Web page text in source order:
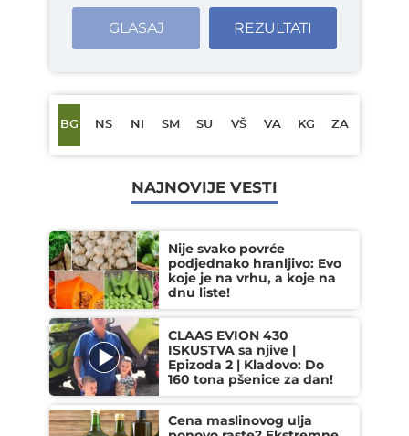
GLASAJ REZULTATI
BG NS NI SM SU VŠ VA KG ZA
NAJNOVIJE VESTI
Nije svako povrće
podjednako hranljivo: Evo
koje je na vrhu, a koje na
dnu liste!
CLAAS EVION 430
ISKUSTVA sa njive |
Epizoda 2 | Kladovo: Do
160 tona pšenice za dan!
Cena maslinovog ulja